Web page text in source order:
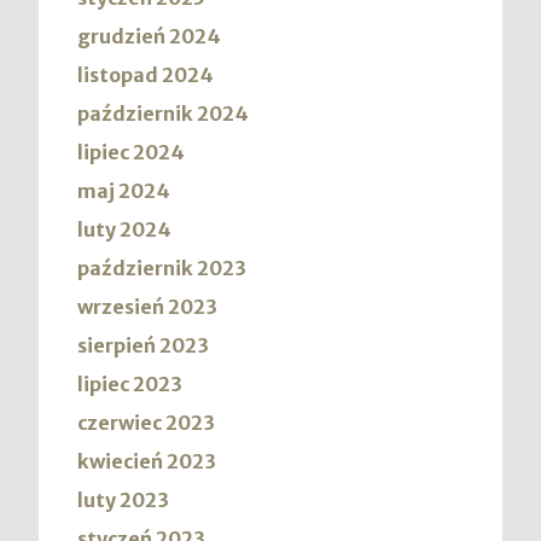
grudzień 2024
listopad 2024
październik 2024
lipiec 2024
maj 2024
luty 2024
październik 2023
wrzesień 2023
sierpień 2023
lipiec 2023
czerwiec 2023
kwiecień 2023
luty 2023